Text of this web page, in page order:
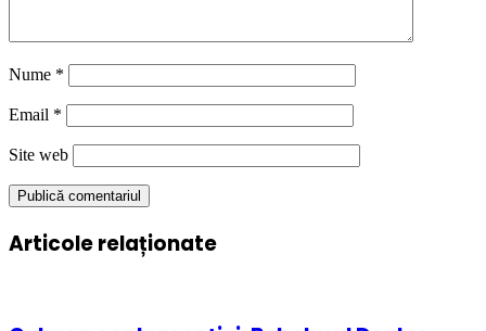
Nume *
Email *
Site web
Articole relaționate